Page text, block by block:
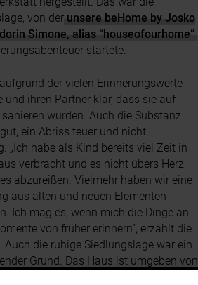
von der unsere beHome by Josko
Simone, alias “houseofourhome”,
startete.
der vielen Erinnerungswerte
und ihren Partner klar, dass sie auf
würden. Auch die Substanz
ein Abriss teuer und nicht
„Ich habe als Kind bereits viel Zeit in
verbracht und es nicht übers Herz
abzureißen. Vielmehr haben wir eine
aus alten und neuen Elementen
Ich mag es, wenn mich die Dinge an
von früher erinnern”, erzählt die
Auch die ruhige Siedlungslage war ein
Grund. Das Haus ist umgeben von
daneben fließt ein kleines Bächlein